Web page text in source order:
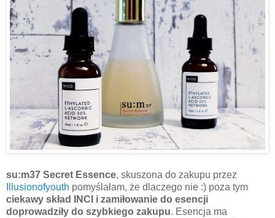
su:m37 Secret Essence, skuszona do zakupu przez
Illusionofyouth pomyślałam, że dlaczego nie :) poza tym
ciekawy skład INCI i zamiłowanie do esencji
doprowadziły do szybkiego zakupu. Esencja ma